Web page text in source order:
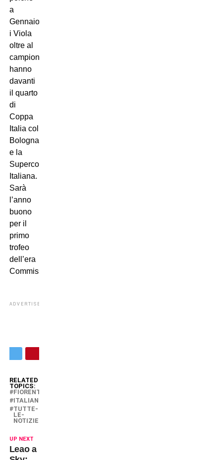
a
Gennaio
i Viola
oltre al
campionato
hanno
davanti
il quarto
di
Coppa
Italia col
Bologna
e la
Supercoppa
Italiana.
Sarà
l’anno
buono
per il
primo
trofeo
dell’era
Commisso?
ADVERTISEMENT
RELATED
TOPICS:
FIORENTINA
ITALIANO
TUTTE-
LE-
NOTIZIE
UP NEXT
Leao a